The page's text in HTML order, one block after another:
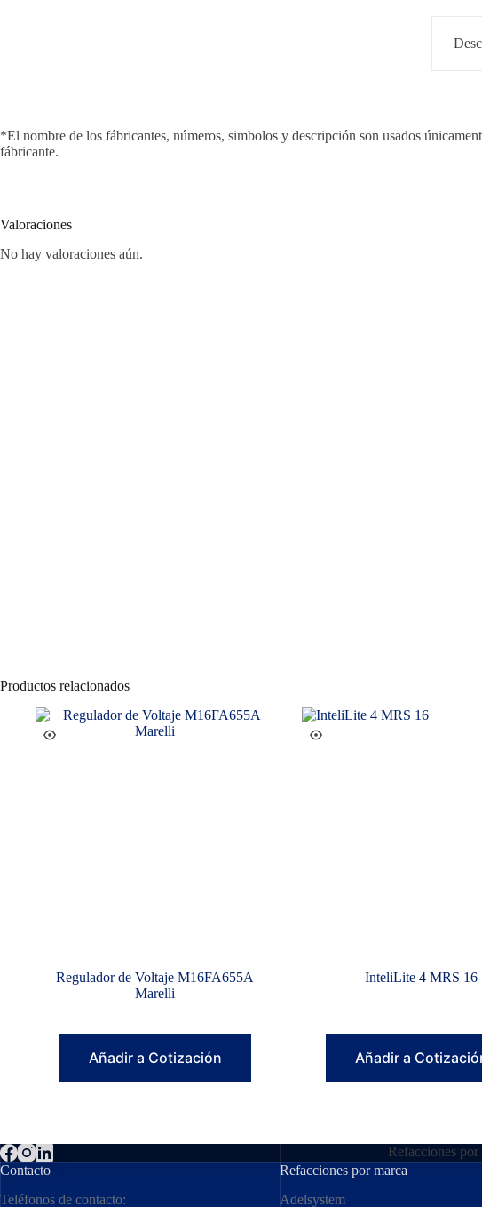
*El nombre de los fábricantes, números, simbolos y descripción son usados
fábricante.
Valoraciones
No hay valoraciones aún.
Productos relacionados
Regulador de Voltaje M16FA655A
Marelli
Añadir a Cotización
InteliLite 4 MRS 16
Añadir a
Refacciones
Contacto
Teléfonos de contacto:
Refacciones por marca
Adelsystem